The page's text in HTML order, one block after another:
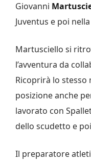
Giovanni
Juventus e poi
Martusciello si
l’avventura da
Ricoprirà lo stesso
posizione anche
lavorato con
dello scudetto e
Il preparatore